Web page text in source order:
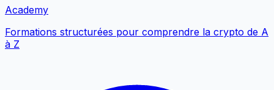
Academy
Formations structurées pour comprendre la crypto de A
à Z